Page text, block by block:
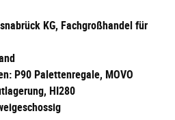
KG, Fachgroßhandel für
P90 Palettenregale, MOVO
HI280